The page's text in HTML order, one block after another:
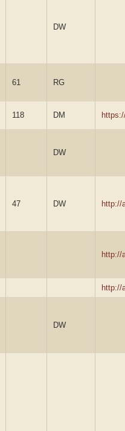
DW
61 RG
118 DM
DW
47 DW http://
http://
http://
DW